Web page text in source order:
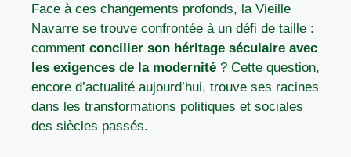
Face à ces changements profonds, la Vieille
Navarre se trouve confrontée à un défi de taille :
comment concilier son héritage séculaire avec
les exigences de la modernité ? Cette question,
encore d’actualité aujourd’hui, trouve ses racines
dans les transformations politiques et sociales
des siècles passés.